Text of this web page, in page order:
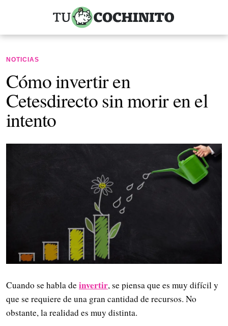
NOTICIAS
Cómo invertir en
Cetesdirecto sin morir en el
intento
Cuando se habla deinvertir, se piensa que es muy difícil y
que se requiere de una gran cantidad de recursos. No
obstante, la realidad es muy distinta.